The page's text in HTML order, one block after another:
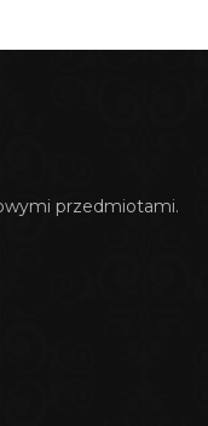
przedmiotami.